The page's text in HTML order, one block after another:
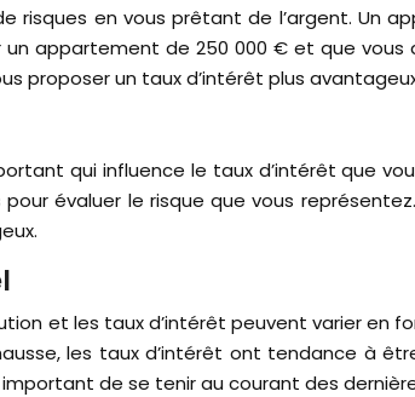
en vous prêtant de l’argent. Un
appartement de 250 000 € et que
proposer un taux d’intérêt plus
qui influence le taux d’intérêt que
évaluer le risque que vous
et les taux d’intérêt peuvent varier en
les taux d’intérêt ont tendance à
de se tenir au courant des